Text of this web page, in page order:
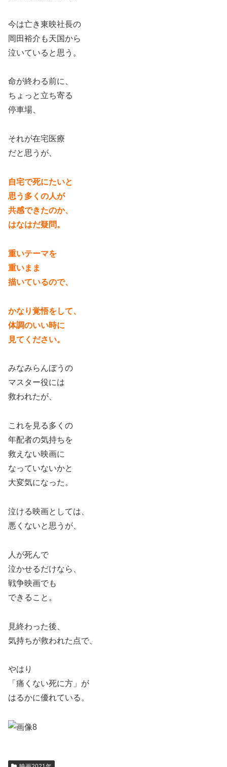
今は亡き東映社長の
岡田裕介も天国から
泣いていると思う。
命が終わる前に、
ちょっと立ち寄る
停車場、
それが在宅医療
だと思うが、
自宅で死にたいと
思う多くの人が
共感できたのか、
はなはだ疑問。
重いテーマを
重いまま
描いているので、
かなり覚悟をして、
体調のいい時に
見てください。
みなみらんぼうの
マスター役には
救われたが、
これを見る多くの
年配者の気持ちを
救えない映画に
なっていないかと
大変気になった。
泣ける映画としては、
悪くないと思うが、
人が死んで
泣かせるだけなら、
戦争映画でも
できること。
見終わった後、
気持ちが救われた点で、
やはり
「痛くない死に方」が
はるかに優れている。